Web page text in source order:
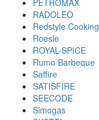
PETROMAX
RADOLEO
Redstyle Cooking
Roesle
ROYAL-SPICE
Rumo Barbeque
Saffire
SATISFIRE
SEECODE
Simogas